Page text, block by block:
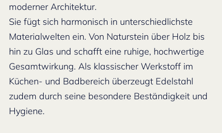
moderner Architektur.
Sie fügt sich harmonisch in unterschiedlichste
Materialwelten ein. Von Naturstein über Holz bis
hin zu Glas und schafft eine ruhige, hochwertige
Gesamtwirkung. Als klassischer Werkstoff im
Küchen- und Badbereich überzeugt Edelstahl
zudem durch seine besondere Beständigkeit und
Hygiene.